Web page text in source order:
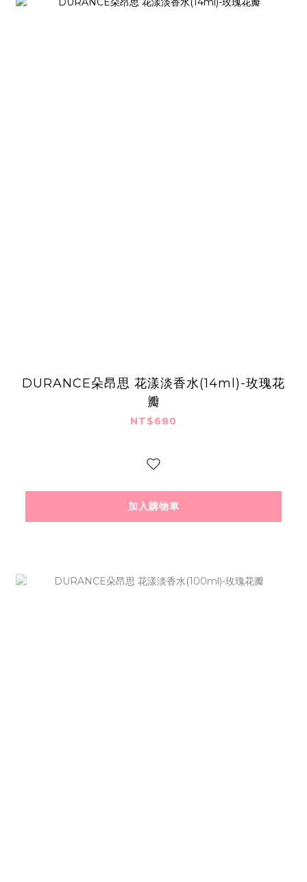
DURANCE朵昂思 花漾淡香水(14ml)-玫瑰花
瓣
NT$680
加入購物車